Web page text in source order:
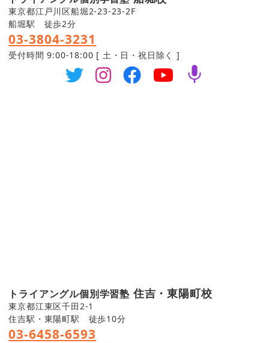
東京都江戸川区船堀2-23-23-2F
船堀駅 徒歩2分
03-3804-3231
受付時間 9:00-18:00 [ 土・日・祝日除く ]
トライアングル個別学習塾 住吉・東陽町校
東京都江東区千田2-1
住吉駅・東陽町駅 徒歩10分
03-6458-6593